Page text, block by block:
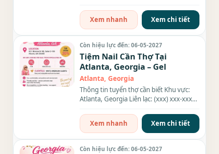
Xem nhanh
Xem chi tiết
Còn hiệu lực đến: 06-05-2027
Tiệm Nail Cần Thợ Tại
Atlanta, Georgia – Gel
Atlanta, Georgia
Thông tin tuyển thợ cần biết Khu vực:
Atlanta, Georgia Liên lạc: (xxx) xxx-xxxx
Xem nhanh
Xem chi tiết
Còn hiệu lực đến: 06-05-2027